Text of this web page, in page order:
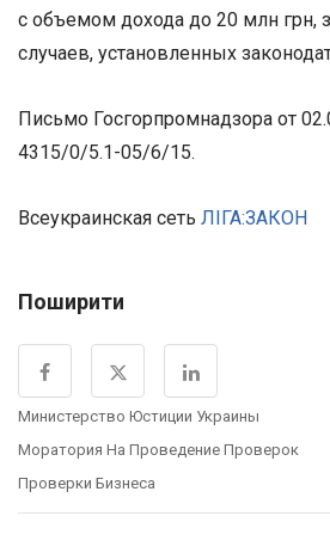
с объемом дохода до 20 млн грн,
случаев, установленных
Письмо Госгорпромнадзора от
4315/0/5.1-05/6/15.
Всеукраинская сеть ЛІГА:ЗАКОН
Поширити
Министерство Юстиции Украины
Моратория На Проведение Проверок
Проверки Бизнеса